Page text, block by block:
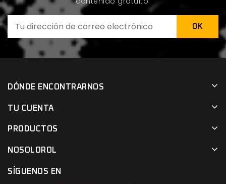
DÓNDE ENCONTRARNOS
TU CUENTA
PRODUCTOS
NOSOLOROL
SÍGUENOS EN